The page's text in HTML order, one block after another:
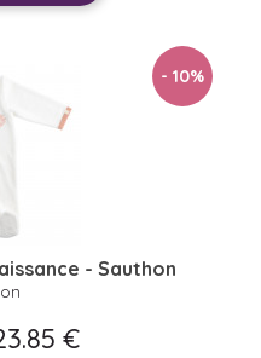
- 10%
- Sauthon
€